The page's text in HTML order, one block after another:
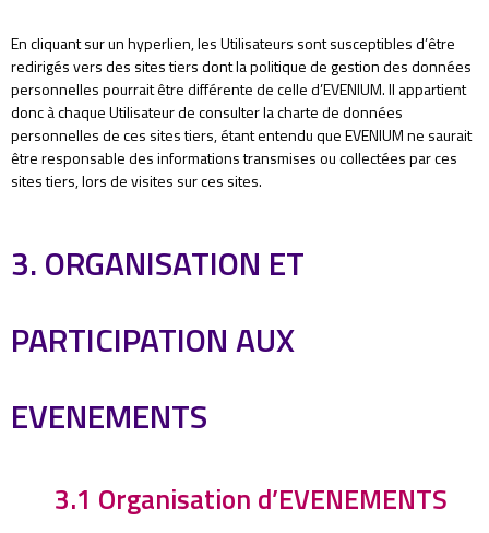
En cliquant sur un hyperlien, les Utilisateurs sont susceptibles d’être
redirigés vers des sites tiers dont la politique de gestion des données
personnelles pourrait être différente de celle d’EVENIUM. Il appartient
donc à chaque Utilisateur de consulter la charte de données
personnelles de ces sites tiers, étant entendu que EVENIUM ne saurait
être responsable des informations transmises ou collectées par ces
sites tiers, lors de visites sur ces sites.
3. ORGANISATION ET
PARTICIPATION AUX
EVENEMENTS
3.1 Organisation d’EVENEMENTS